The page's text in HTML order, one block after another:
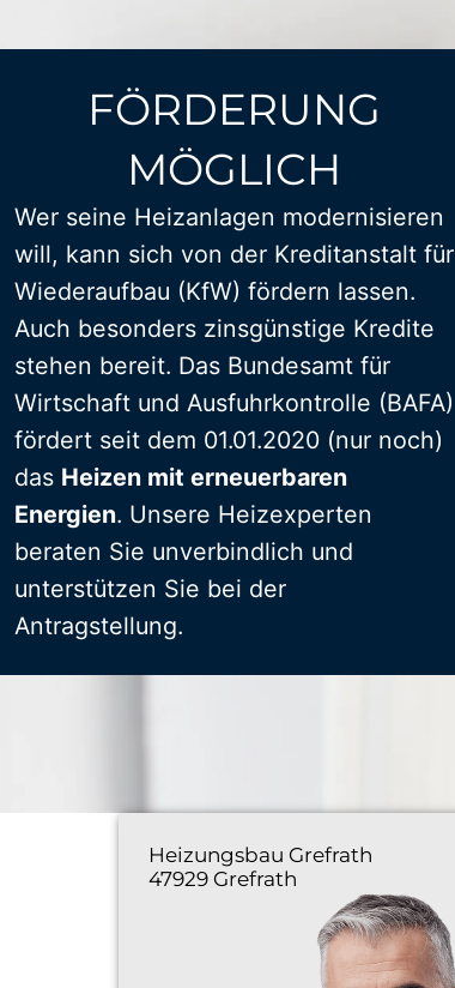
FÖRDERUNG
MÖGLICH
Wer seine Heizanlagen modernisieren
will, kann sich von der Kreditanstalt für
Wiederaufbau (KfW) fördern lassen.
Auch besonders zinsgünstige Kredite
stehen bereit. Das Bundesamt für
Wirtschaft und Ausfuhrkontrolle (BAFA)
fördert seit dem 01.01.2020 (nur noch)
das Heizen mit erneuerbaren
Energien. Unsere Heizexperten
beraten Sie unverbindlich und
unterstützen Sie bei der
Antragstellung.
Heizungsbau Grefrath
47929 Grefrath